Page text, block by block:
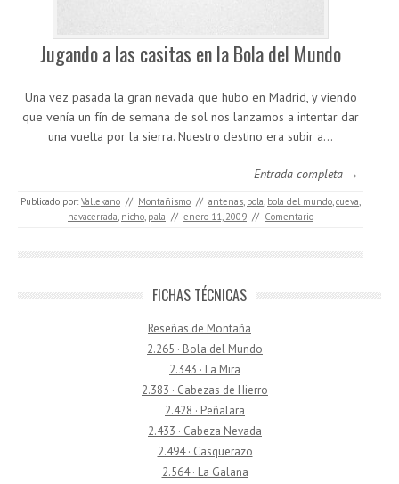
Jugando a las casitas en la Bola del Mundo
Una vez pasada la gran nevada que hubo en Madrid, y viendo
que venía un fín de semana de sol nos lanzamos a intentar dar
una vuelta por la sierra. Nuestro destino era subir a…
Entrada completa →
Publicado por: Vallekano // Montañismo // antenas, bola, bola del mundo,cueva,
navacerrada, nicho, pala // enero 11, 2009 // Comentario
FICHAS TÉCNICAS
Reseñas de Montaña
2.265 · Bola del Mundo
2.343 · La Mira
2.383 · Cabezas de Hierro
2.428 · Peñalara
2.433 · Cabeza Nevada
2.494 · Casquerazo
2.564 · La Galana